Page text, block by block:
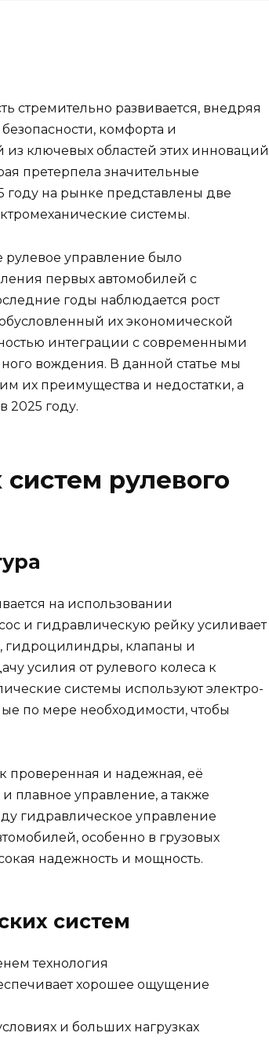
стремительно развивается, внедряя
комфорта и
ключевых областей этих инноваций
претерпела значительные
году на рынке представлены две
системы.
рулевое управление было
первых автомобилей с
годы наблюдается рост
их экономической
интеграции с современными
вождения. В данной статье мы
их преимущества и недостатки, а
2025 году.
рулевого
на использовании
и гидравлическую рейку усиливает
гидроцилиндры, клапаны и
усилия от рулевого колеса к
системы используют электро-
по мере необходимости, чтобы
проверенная и надежная, её
плавное управление, а также
гидравлическое управление
особенно в грузовых
надежность и мощность.
систем
технология
хорошее ощущение
и больших нагрузках